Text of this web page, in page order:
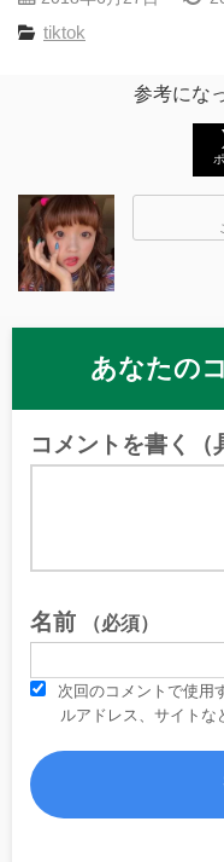
tiktok
参考にな
あなたの
コメントを書く（
名前 （必須）
次回のコメントで使用
ルアドレス、サイトな